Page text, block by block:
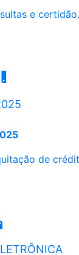
e certidão.
de